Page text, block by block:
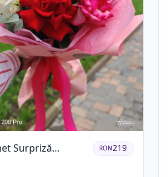
Surpriză
RON219